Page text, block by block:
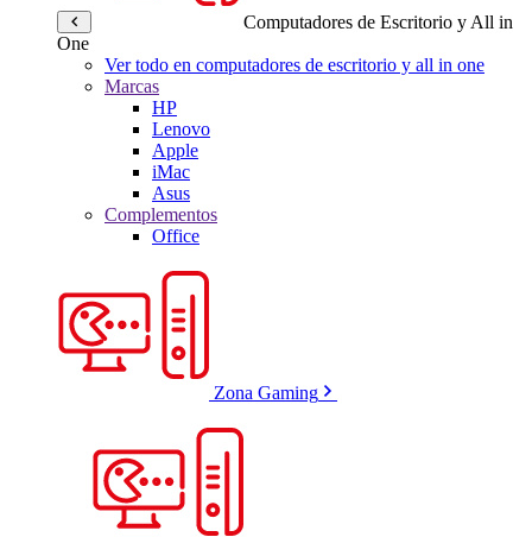
Computadores de Escritorio y All in
One
Ver todo en computadores de escritorio y all in one
Marcas
HP
Lenovo
Apple
iMac
Asus
Complementos
Office
Zona Gaming